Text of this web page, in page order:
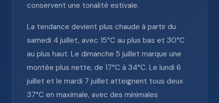
conservent une tonalité estivale.
La tendance devient plus chaude à partir du
samedi 4 juillet, avec 15°C au plus bas et 30°C
au plus haut. Le dimanche 5 juillet marque une
montée plus nette, de 17°C à 34°C. Le lundi 6
juillet et le mardi 7 juillet atteignent tous deux
37°C en maximale, avec des minimales